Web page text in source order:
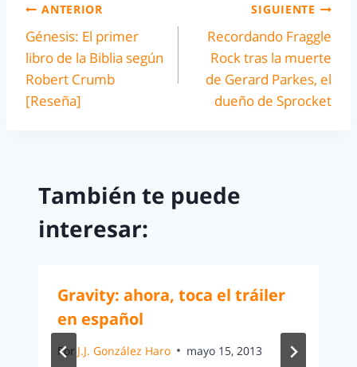
ANTERIOR
Génesis: El primer
libro de la Biblia según
Robert Crumb
[Reseña]
SIGUIENTE
Recordando Fraggle
Rock tras la muerte
de Gerard Parkes, el
dueño de Sprocket
También te puede
interesar:
Gravity: ahora, toca el tráiler
en español
Por J.J. González Haro mayo 15, 2013